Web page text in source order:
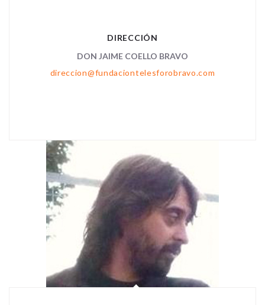
DIRECCIÓN
DON JAIME COELLO BRAVO
direccion@fundaciontelesforobravo.com